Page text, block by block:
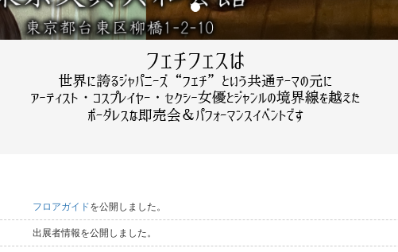
フロアガイドを公開しました。
出展者情報を公開しました。